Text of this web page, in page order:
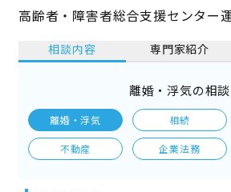
高齢者・障害者総合支援センタ
相談内容 専門家紹介
離婚・浮気の相談
離婚・浮気 相続
不動産 企業法務